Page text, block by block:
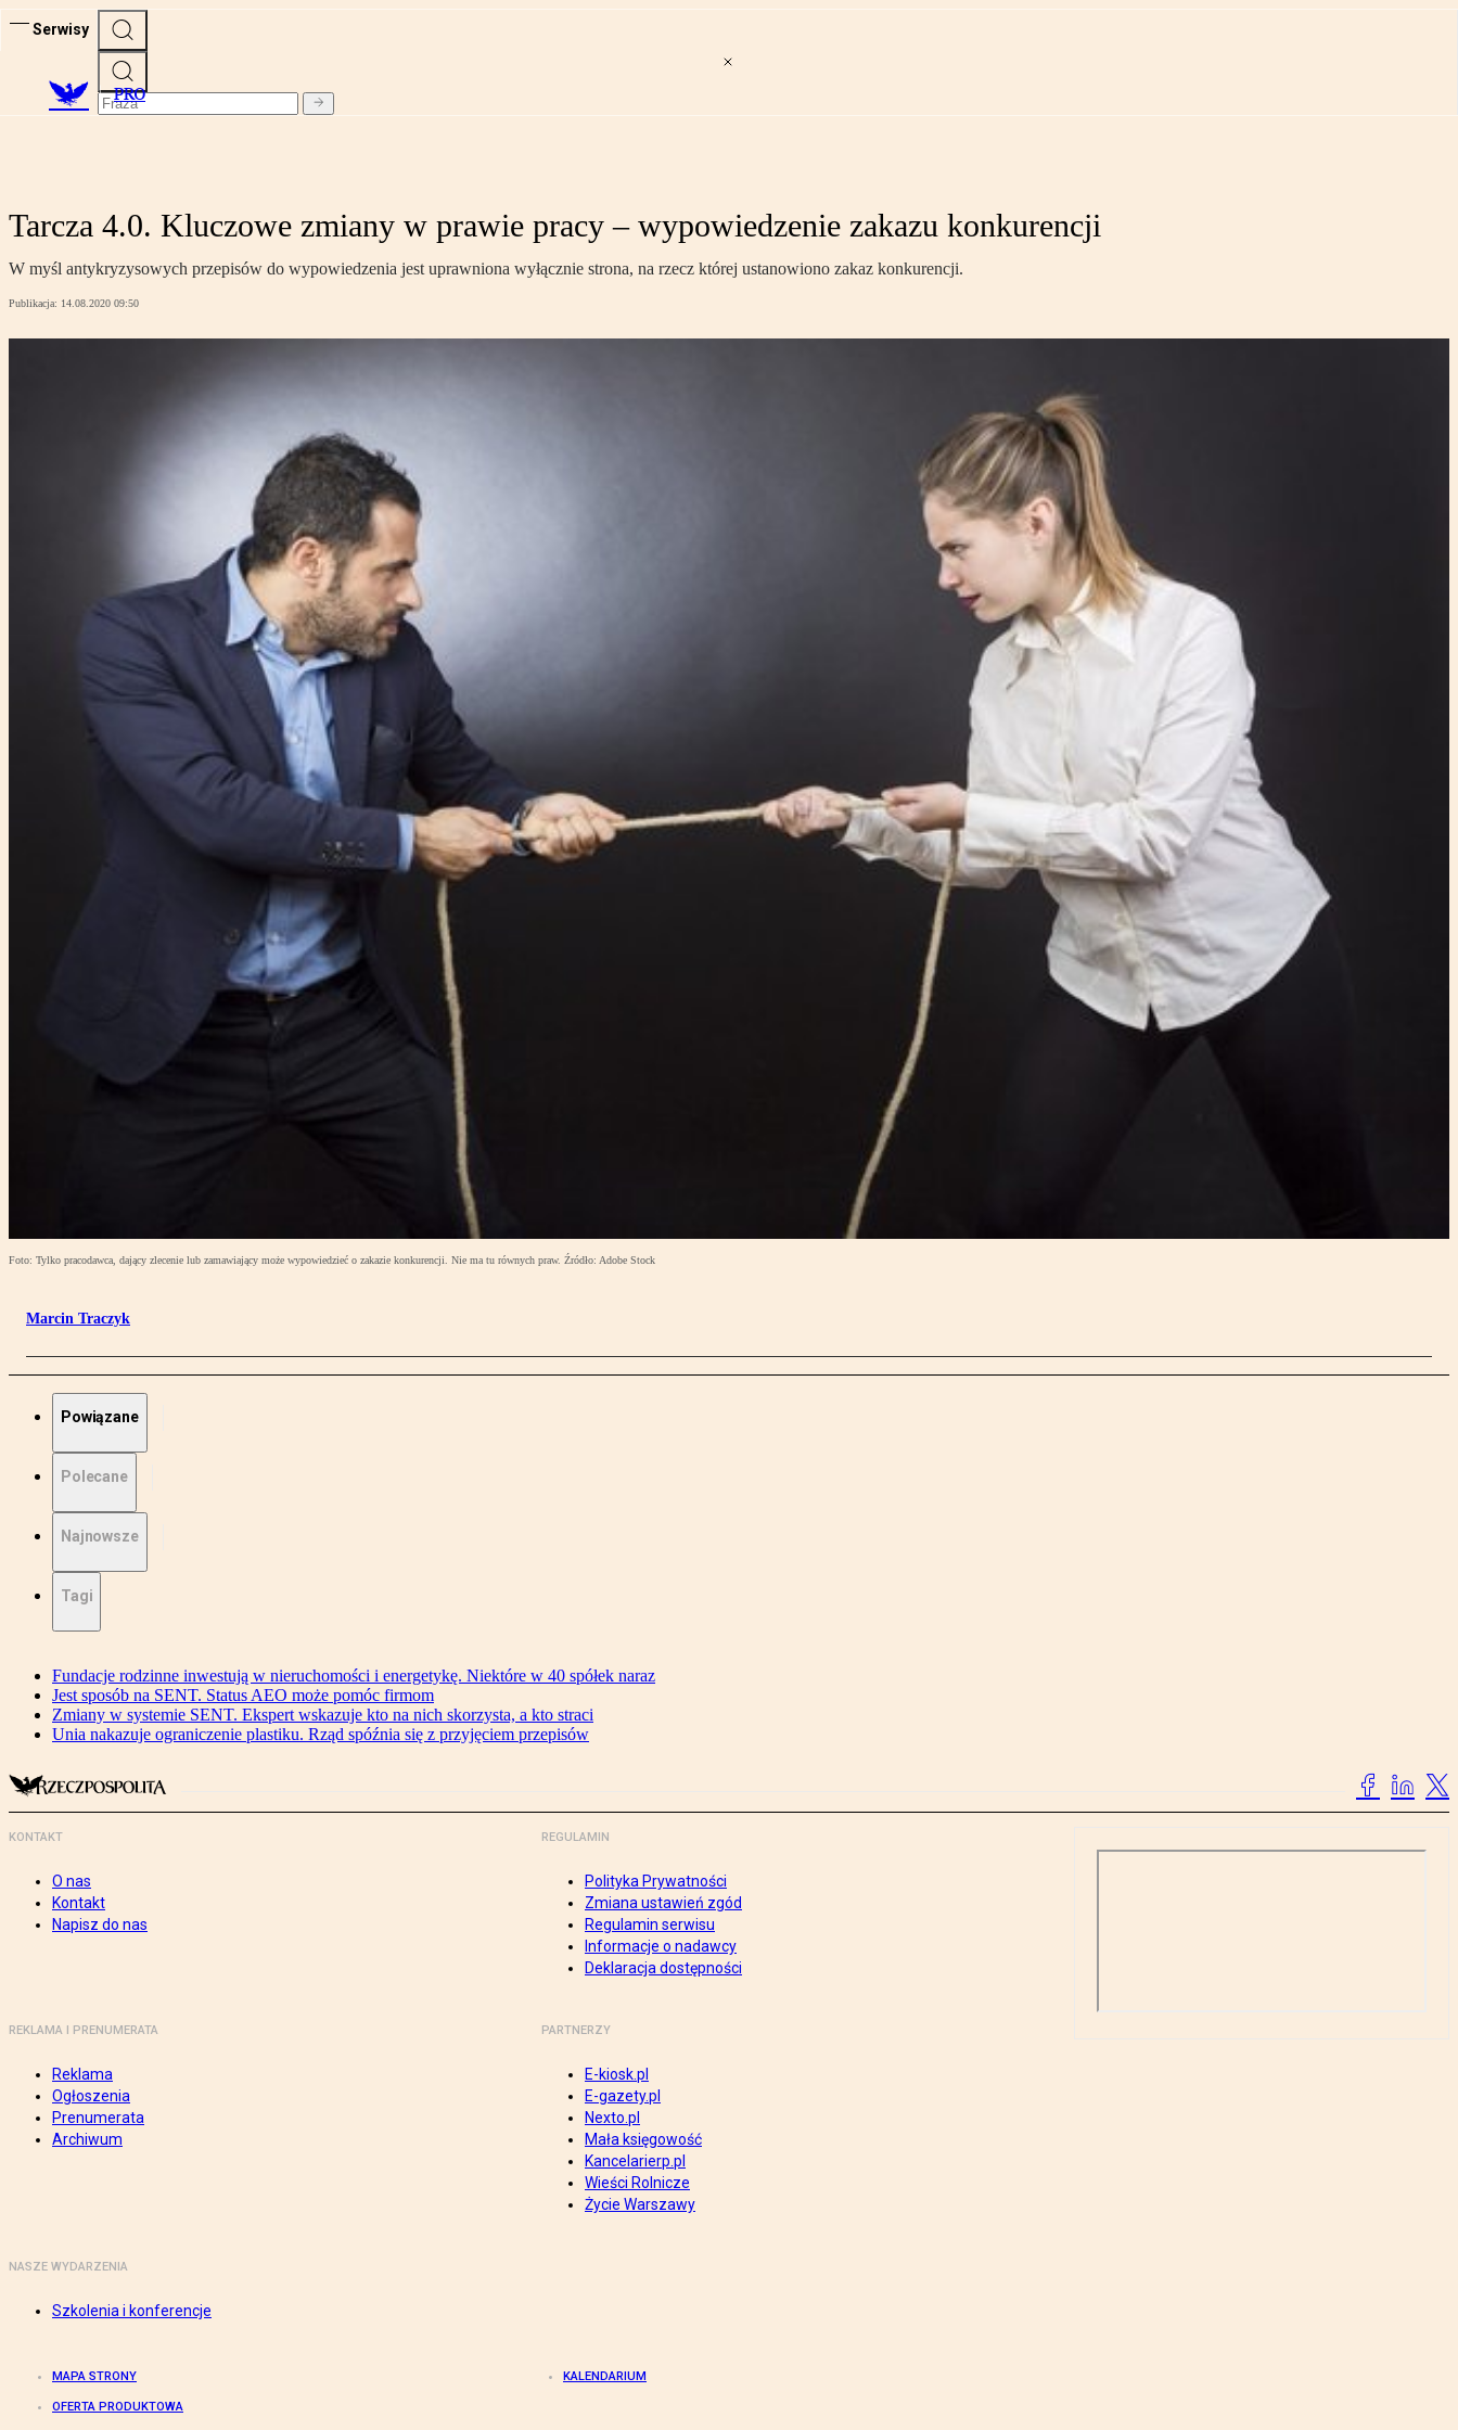
Serwisy
PRO
Tarcza 4.0. Kluczowe zmiany w prawie pracy – wypowiedzenie zakazu konkurencji
W myśl antykryzysowych przepisów do wypowiedzenia jest uprawniona wyłącznie strona, na rzecz której ustanowiono zakaz konkurencji.
Publikacja: 14.08.2020 09:50
Foto: Tylko pracodawca, dający zlecenie lub zamawiający może wypowiedzieć o zakazie konkurencji. Nie ma tu równych praw. Źródło: Adobe Stock
Marcin Traczyk
Powiązane
Polecane
Najnowsze
Tagi
Fundacje rodzinne inwestują w nieruchomości i energetykę. Niektóre w 40 spółek naraz
Jest sposób na SENT. Status AEO może pomóc firmom
Zmiany w systemie SENT. Ekspert wskazuje kto na nich skorzysta, a kto straci
Unia nakazuje ograniczenie plastiku. Rząd spóźnia się z przyjęciem przepisów
KONTAKT
O nas
Kontakt
Napisz do nas
REGULAMIN
Polityka Prywatności
Zmiana ustawień zgód
Regulamin serwisu
Informacje o nadawcy
Deklaracja dostępności
REKLAMA I PRENUMERATA
Reklama
Ogłoszenia
Prenumerata
Archiwum
PARTNERZY
E-kiosk.pl
E-gazety.pl
Nexto.pl
Mała księgowość
Kancelarierp.pl
Wieści Rolnicze
Życie Warszawy
NASZE WYDARZENIA
Szkolenia i konferencje
MAPA STRONY KALENDARIUM
OFERTA PRODUKTOWA